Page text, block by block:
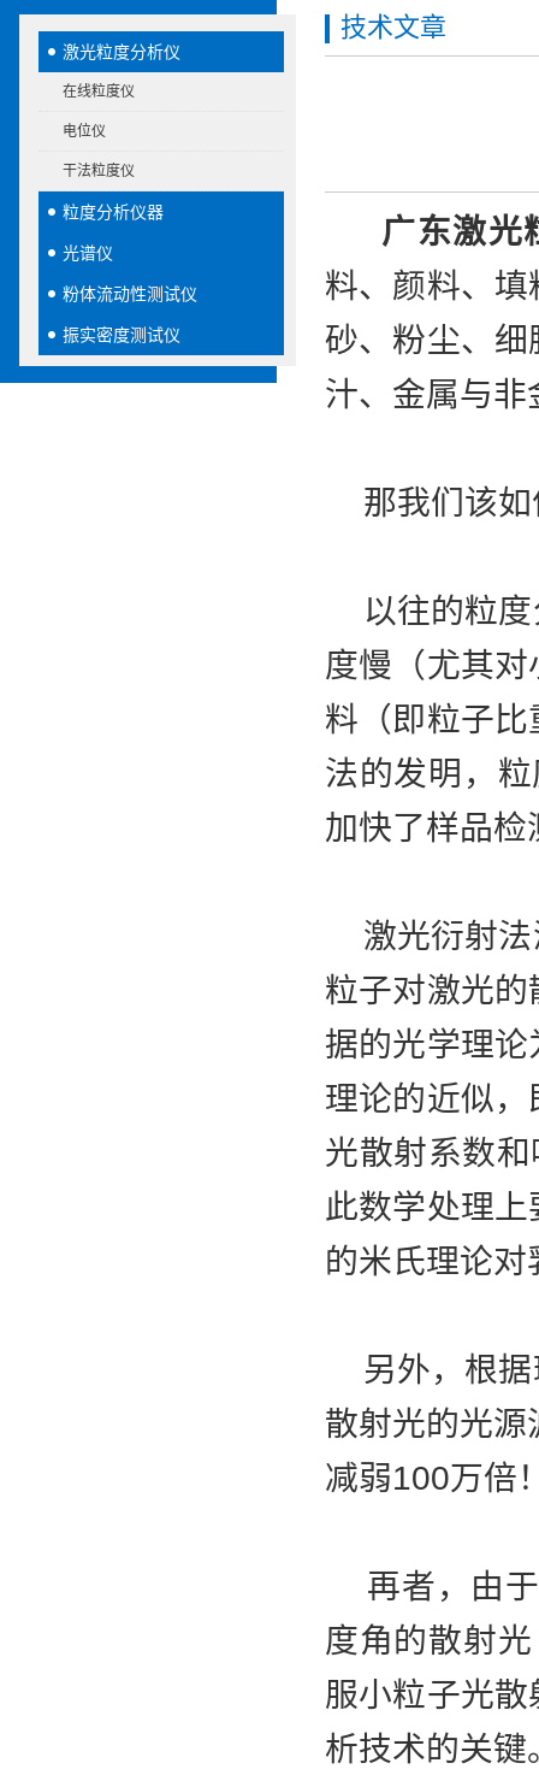
激光粒度分析仪
在线粒度仪
电位仪
干法粒度仪
粒度分析仪器
光谱仪
粉体流动性测试仪
振实密度测试仪
技术文章
广东激光
料、颜料、
砂、粉尘、
汁、金属与
那我们该如
以往的粒度
度慢（尤其
料（即粒子
法的发明，
加快了样品
激光衍射法
粒子对激光
据的光学理
理论的近似
光散射系数
此数学处理
的米氏理论
另外，根据
散射光的光
减弱100万倍
再者，由于
度角的散射
服小粒子光
析技术的关键